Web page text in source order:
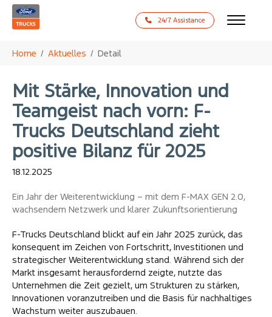
24/7 Assistance
Home Aktuelles Detail
Mit Stärke, Innovation und
Teamgeist nach vorn: F-
Trucks Deutschland zieht
positive Bilanz für 2025
18.12.2025
Ein Jahr der Weiterentwicklung – mit dem F-MAX GEN 2.0,
wachsendem Netzwerk und klarer Zukunftsorientierung
F-Trucks Deutschland blickt auf ein Jahr 2025 zurück, das
konsequent im Zeichen von Fortschritt, Investitionen und
strategischer Weiterentwicklung stand. Während sich der
Markt insgesamt herausfordernd zeigte, nutzte das
Unternehmen die Zeit gezielt, um Strukturen zu stärken,
Innovationen voranzutreiben und die Basis für nachhaltiges
Wachstum weiter auszubauen.